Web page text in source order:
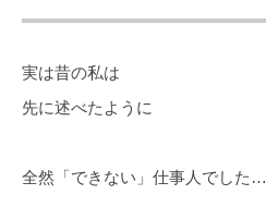
実は昔の私は
先に述べたように
全然「できない」仕事人でした…